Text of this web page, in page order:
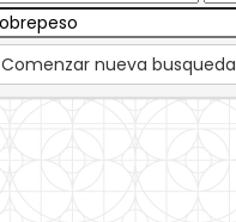
Comenzar nueva busqueda